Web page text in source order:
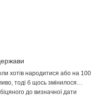
хотів народитися або на 100
тоді б щось змінилося…
до визначної дати